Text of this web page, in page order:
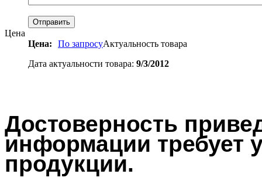
Цена
Цена:
По запросуАктуальность товара
Дата актуальности товара: 9/3/2012
Достоверность
информации требует
продукции.